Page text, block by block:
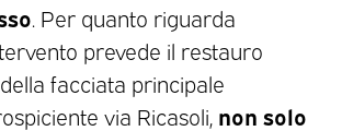
. Per quanto riguarda
prevede il restauro
facciata principale
via Ricasoli, non solo